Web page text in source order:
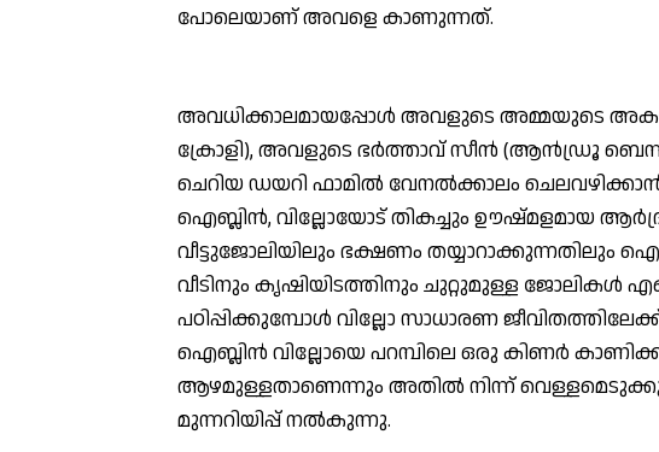
പോലെയാണ് അവളെ കാണുന്നത്.
അവധിക്കാലമായപ്പോള്‍ അവളുടെ അമ്മയുടെ
ക്രോളി), അവളുടെ ഭര്‍ത്താവ് സീന്‍ (ആന്‍ഡ്രൂ
ചെറിയ ഡയറി ഫാമില്‍ വേനല്‍ക്കാലം
ഐബ്ലിന്‍, വില്ലോയോട് തികച്ചും ഊഷ്മളമായ
വീട്ടുജോലിയിലും ഭക്ഷണം
വീടിനും കൃഷിയിടത്തിനും ചുറ്റുമുള്ള ജോലികള്‍
പഠിപ്പിക്കുമ്പോള്‍ വില്ലോ സാധാരണ
ഐബ്ലിന്‍ വില്ലോയെ പറമ്പിലെ ഒരു കിണര്‍
ആഴമുള്ളതാണെന്നും അതില്‍ നിന്ന്
മുന്നറിയിപ്പ് നല്‍കുന്നു.